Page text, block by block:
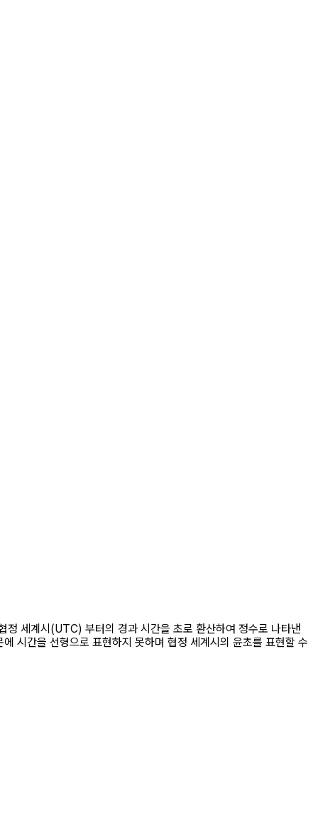
세계시(UTC) 부터의 경과 시간을 초로 환산하여 정수로 나타낸
시간을 선형으로 표현하지 못하며 협정 세계시의 윤초를 표현할 수